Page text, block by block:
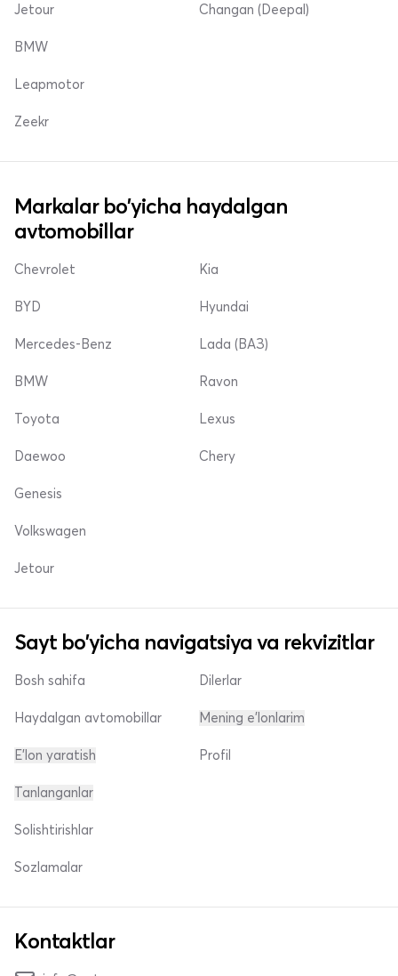
Jetour Changan (Deepal)
BMW
Leapmotor
Zeekr
Markalar bo'yicha haydalgan
avtomobillar
Chevrolet
BYD
Mercedes-Benz
Kia
Hyundai
Lada (ВАЗ)
BMW
Toyota
Daewoo
Ravon
Lexus
Chery
Genesis
Volkswagen
Jetour
Sayt bo'yicha navigatsiya va rekvizitlar
Bosh sahifa
Haydalgan avtomobillar
E'lon yaratish
Dilerlar
Mening e'lonlarim
Profil
Tanlanganlar
Solishtirishlar
Sozlamalar
Kontaktlar